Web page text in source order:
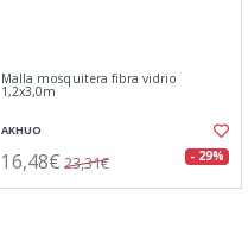
Malla mosquitera fibra vidrio
1,2x3,0m
AKHUO
16,48€ 23,31€ - 29%